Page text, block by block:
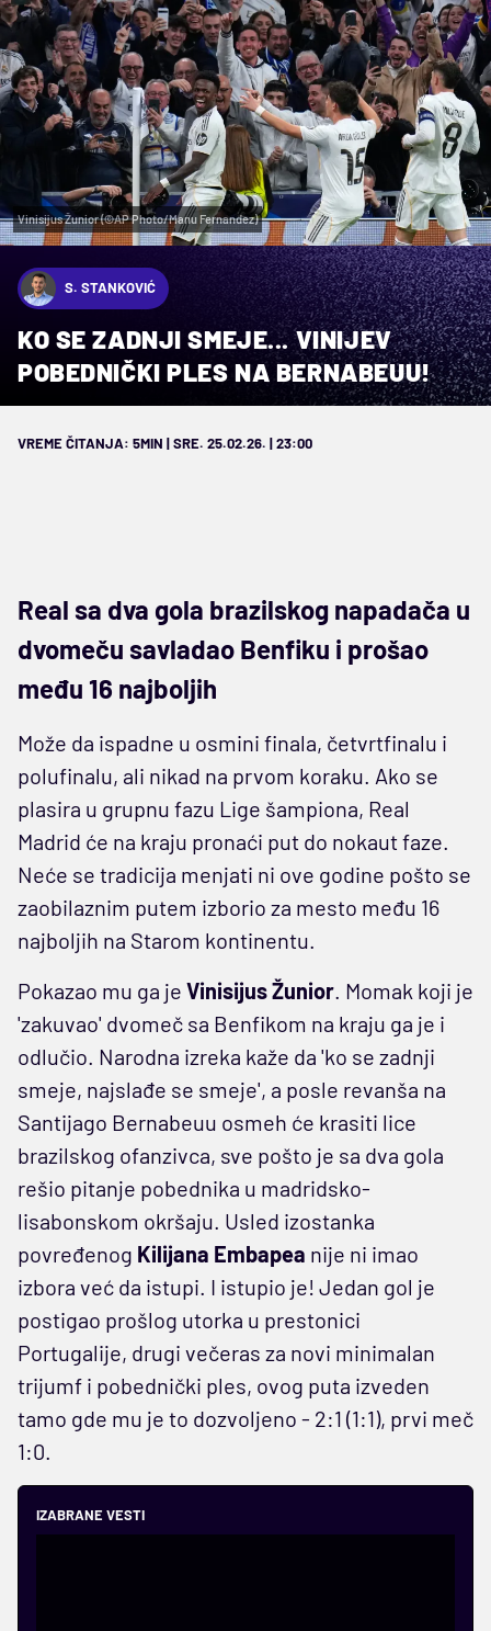
Vinisijus Žunior (©AP Photo/Manu Fernandez)
S. STANKOVIĆ
KO SE ZADNJI SMEJE... VINIJEV
POBEDNIČKI PLES NA BERNABEUU!
VREME ČITANJA: 5MIN | SRE. 25.02.26. | 23:00
Real sa dva gola brazilskog napadača u
dvomeču savladao Benfiku i prošao
među 16 najboljih
Može da ispadne u osmini finala, četvrtfinalu i
polufinalu, ali nikad na prvom koraku. Ako se
plasira u grupnu fazu Lige šampiona, Real
Madrid će na kraju pronaći put do nokaut faze.
Neće se tradicija menjati ni ove godine pošto se
zaobilaznim putem izborio za mesto među 16
najboljih na Starom kontinentu.
Pokazao mu ga je VinisijusŽunior. Momak koji je
'zakuvao' dvomeč sa Benfikom na kraju ga je i
odlučio. Narodna izreka kaže da 'ko se zadnji
smeje, najslađe se smeje', a posle revanša na
Santijago Bernabeuu osmeh će krasiti lice
brazilskog ofanzivca, sve pošto je sa dva gola
rešio pitanje pobednika u madridsko-
lisabonskom okršaju. Usled izostanka
povređenog Kilijana Embapea nije ni imao
izbora već da istupi. I istupio je! Jedan gol je
postigao prošlog utorka u prestonici
Portugalije, drugi večeras za novi minimalan
trijumf i pobednički ples, ovog puta izveden
tamo gde mu je to dozvoljeno - 2:1 (1:1), prvi meč
1:0.
IZABRANE VESTI